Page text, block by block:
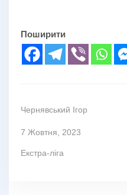
Поширити
Чернявський Ігор
7 Жовтня, 2023
Екстра-ліга